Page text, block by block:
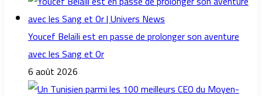
Youcef Belaïli est en passe de prolonger son aventure
avec les Sang et Or
6 août 2026